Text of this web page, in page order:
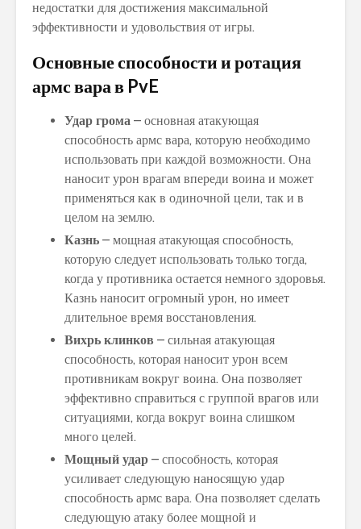
недостатки для достижения максимальной
эффективности и удовольствия от игры.
Основные способности и ротация
армс вара в PvE
Удар грома – основная атакующая
способность армс вара, которую необходимо
использовать при каждой возможности. Она
наносит урон врагам впереди воина и может
применяться как в одиночной цели, так и в
целом на землю.
Казнь – мощная атакующая способность,
которую следует использовать только тогда,
когда у противника остается немного здоровья.
Казнь наносит огромный урон, но имеет
длительное время восстановления.
Вихрь клинков – сильная атакующая
способность, которая наносит урон всем
противникам вокруг воина. Она позволяет
эффективно справиться с группой врагов или
ситуациями, когда вокруг воина слишком
много целей.
Мощный удар – способность, которая
усиливает следующую наносящую удар
способность армс вара. Она позволяет сделать
следующую атаку более мощной и